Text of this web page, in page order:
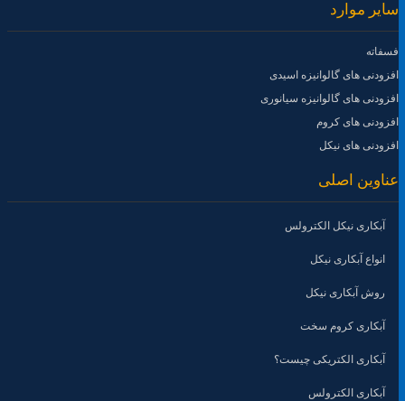
سایر موارد
فسفاته
افزودنی های گالوانیزه اسیدی
افزودنی های گالوانیزه سیانوری
افزودنی های کروم
افزودنی های نیکل
عناوین اصلی
آبکاری نیکل الکترولس
انواع آبکاری نیکل
روش آبکاری نیکل
آبکاری کروم سخت
آبکاری الکتریکی چیست؟
آبکاری الکترولس